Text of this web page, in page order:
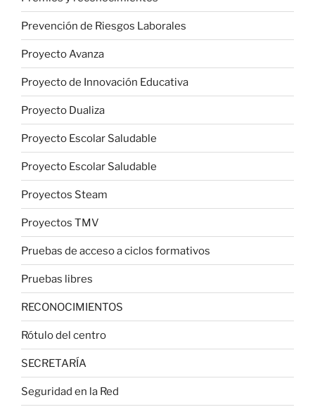
Prevención de Riesgos Laborales
Proyecto Avanza
Proyecto de Innovación Educativa
Proyecto Dualiza
Proyecto Escolar Saludable
Proyecto Escolar Saludable
Proyectos Steam
Proyectos TMV
Pruebas de acceso a ciclos formativos
Pruebas libres
RECONOCIMIENTOS
Rótulo del centro
SECRETARÍA
Seguridad en la Red